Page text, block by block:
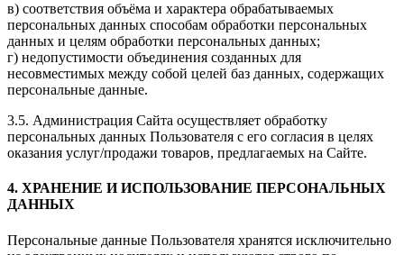
в) соответствия объёма и характера обрабатываемых
персональных данных способам обработки персональных
данных и целям обработки персональных данных;
г) недопустимости объединения созданных для
несовместимых между собой целей баз данных, содержащих
персональные данные.
3.5. Администрация Сайта осуществляет обработку
персональных данных Пользователя с его согласия в целях
оказания услуг/продажи товаров, предлагаемых на Сайте.
4. ХРАНЕНИЕ И ИСПОЛЬЗОВАНИЕ ПЕРСОНАЛЬНЫХ
ДАННЫХ
Персональные данные Пользователя хранятся исключительно